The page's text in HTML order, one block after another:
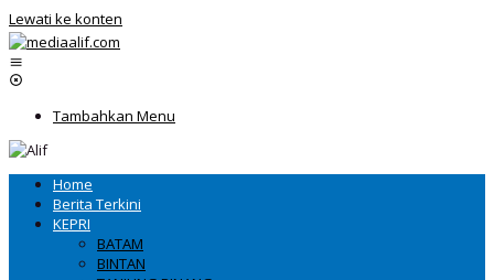
Lewati ke konten
Tambahkan Menu
Home
Berita Terkini
KEPRI
BATAM
BINTAN